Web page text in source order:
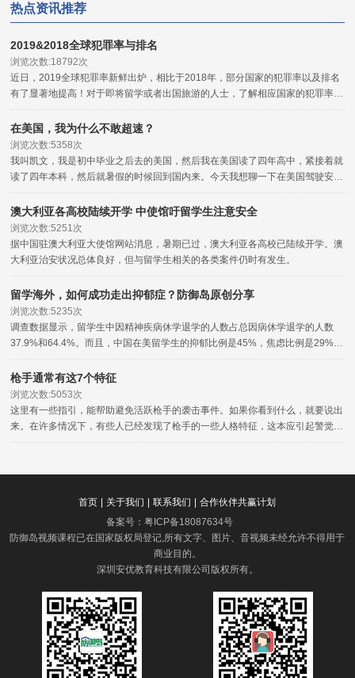
热点资讯推荐
2019&2018全球犯罪率与排名
浏览次数:18792次
近日，2019全球犯罪率新鲜出炉，相比于2018年，部分国家的犯罪率以及排名
有了显著地提高！对于即将留学或者出国旅游的人士，了解相应国家的犯罪率，
对于海外安全的把握是非常有用的，可以起到一定的程度的参考与防范作用。
在美国，我为什么不敢超速？
浏览次数:5358次
我叫凯文，我是初中毕业之后去的美国，然后我在美国读了四年高中，紧接着就
读了四年本科，然后就暑假的时候回到国内来。今天我想聊一下在美国驾驶安全
的问题。
澳大利亚各高校陆续开学 中使馆吁留学生注意安全
浏览次数:5251次
据中国驻澳大利亚大使馆网站消息，暑期已过，澳大利亚各高校已陆续开学。澳
大利亚治安状况总体良好，但与留学生相关的各类案件仍时有发生。
留学海外，如何成功走出抑郁症？防御岛原创分享
浏览次数:5235次
调查数据显示，留学生中因精神疾病休学退学的人数占总因病休学退学的人数
37.9%和64.4%。而且，中国在美留学生的抑郁比例是45%，焦虑比例是29%。
还有一些其他的心理疾病，比如说妄想症失眠症等。
枪手通常有这7个特征
浏览次数:5053次
这里有一些指引，能帮助避免活跃枪手的袭击事件。如果你看到什么，就要说出
来。在许多情况下，有些人已经发现了枪手的一些人格特征，这本应引起警觉，
但没有向相关的权威部门报告。
首页 关于我们 联系我们
合作伙伴共赢计划
备案号： 粤ICP备18087634号
防御岛视频课程已在国家版权局登记,所有文字、图片、音视频未经允许不得用于
商业目的。
深圳安优教育科技有限公司版权所有。